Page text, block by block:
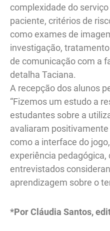
complexidade do
paciente, critérios de
como exames de
investigação,
de comunicação com a
detalha Taciana.
A recepção dos alunos
“Fizemos um estudo a
estudantes sobre a
avaliaram
como a interface do
experiência pedagógica,
entrevistados
aprendizagem sobre o
*Por Cláudia Santos,